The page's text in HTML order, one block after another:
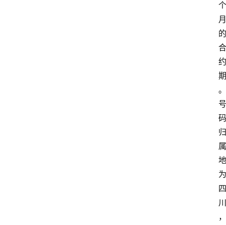
个
月
的
合
约
期
。
号
码
归
属
地
为
四
川
，